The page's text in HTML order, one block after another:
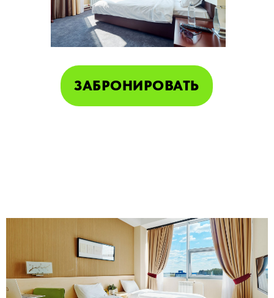
ЗАБРОНИРОВАТЬ